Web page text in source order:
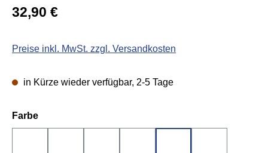
Regulärer Preis:
32,90 €
Preise inkl. MwSt. zzgl. Versandkosten
in Kürze wieder verfügbar, 2-5 Tage
Farbeauswählen